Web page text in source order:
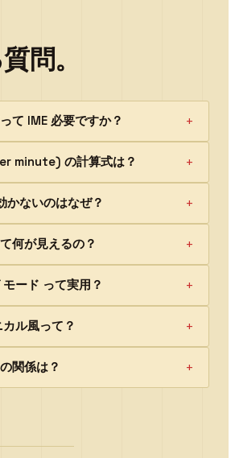
問。
て IME 必要ですか？ +
minute) の計算式は？ +
ないのはなぜ？ +
何が見えるの？ +
ード って実用？ +
ル風って？ +
関係は？ +